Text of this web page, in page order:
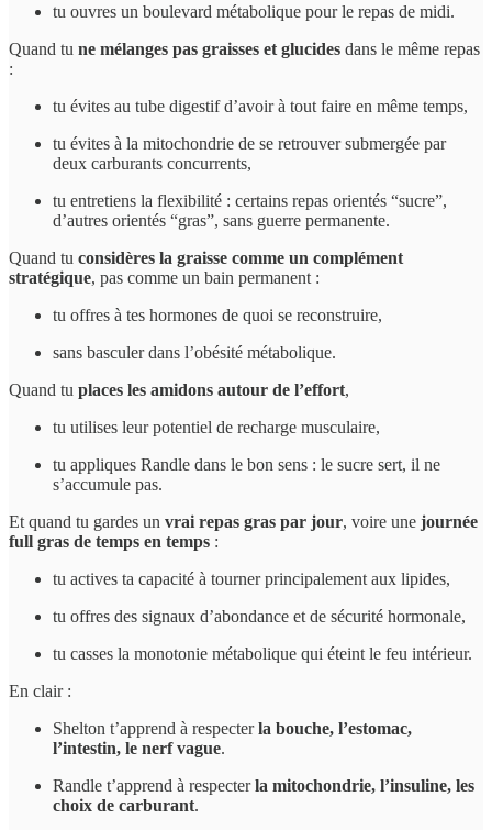
tu ouvres un boulevard métabolique pour le repas de midi.
Quand tu ne mélanges pas graisses et glucides dans le même repas
:
tu évites au tube digestif d’avoir à tout faire en même temps,
tu évites à la mitochondrie de se retrouver submergée par
deux carburants concurrents,
tu entretiens la flexibilité : certains repas orientés “sucre”,
d’autres orientés “gras”, sans guerre permanente.
Quand tu considères la graisse comme un complément
stratégique, pas comme un bain permanent :
tu offres à tes hormones de quoi se reconstruire,
sans basculer dans l’obésité métabolique.
Quand tu places les amidons autour de l’effort,
tu utilises leur potentiel de recharge musculaire,
tu appliques Randle dans le bon sens : le sucre sert, il ne
s’accumule pas.
Et quand tu gardes un vrai repas gras par jour, voire une journée
full gras de temps en temps :
tu actives ta capacité à tourner principalement aux lipides,
tu offres des signaux d’abondance et de sécurité hormonale,
tu casses la monotonie métabolique qui éteint le feu intérieur.
En clair :
Shelton t’apprend à respecterla bouche, l’estomac,
l’intestin, le nerf vague.
Randle t’apprend à respecterla mitochondrie, l’insuline, les
choix de carburant.